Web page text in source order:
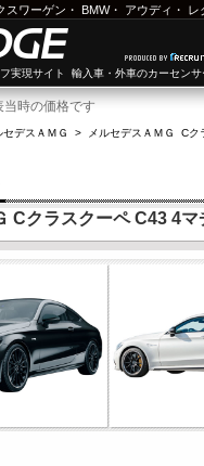
スワーゲン ・ BMW・ アウディ ・ レ
実現サイト 輸入車・外車のカーセンサ
当時の価格です
セデスＡＭＧ > メルセデスＡＭＧ Cク
Cクラスクーペ C43 4マ